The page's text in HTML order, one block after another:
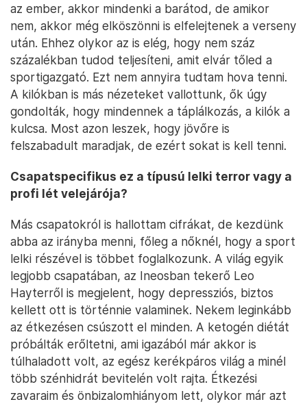
az ember, akkor mindenki a barátod, de amikor
nem, akkor még elköszönni is elfelejtenek a verseny
után. Ehhez olykor az is elég, hogy nem száz
százalékban tudod teljesíteni, amit elvár tőled a
sportigazgató. Ezt nem annyira tudtam hova tenni.
A kilókban is más nézeteket vallottunk, ők úgy
gondolták, hogy mindennek a táplálkozás, a kilók a
kulcsa. Most azon leszek, hogy jövőre is
felszabadult maradjak, de ezért sokat is kell tenni.
Csapatspecifikus ez a típusú lelki terror vagy a
profi lét velejárója?
Más csapatokról is hallottam cifrákat, de kezdünk
abba az irányba menni, főleg a nőknél, hogy a sport
lelki részével is többet foglalkozunk. A világ egyik
legjobb csapatában, az Ineosban tekerő Leo
Hayterről is megjelent, hogy depressziós, biztos
kellett ott is történnie valaminek. Nekem leginkább
az étkezésen csúszott el minden. A ketogén diétát
próbálták erőltetni, ami igazából már akkor is
túlhaladott volt, az egész kerékpáros világ a minél
több szénhidrát bevitelén volt rajta. Étkezési
zavaraim és önbizalomhiányom lett, olykor már azt